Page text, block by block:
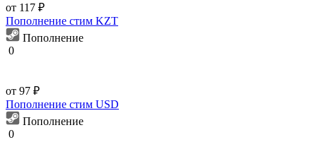
от 117 ₽
Пополнение стим KZT
Пополнение
0
от 97 ₽
Пополнение стим USD
Пополнение
0